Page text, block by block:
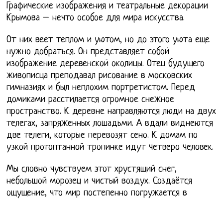
Графические изображения и театральные декорации
Крымова – нечто особое для мира искусства.
От них веет теплом и уютом, но до этого уюта еще
нужно добраться. Он представляет собой
изображение деревенской околицы. Отец будущего
живописца преподавал рисование в московских
гимназиях и был неплохим портретистом. Перед
домиками расстилается огромное снежное
пространство. К деревне направляются люди на двух
телегах, запряженных лошадьми. А вдали виднеются
две телеги, которые перевозят сено. К домам по
узкой протоптанной тропинке идут четверо человек.
Мы словно чувствуем этот хрустящий снег,
небольшой морозец и чистый воздух. Создаётся
ощущение, что мир постепенно погружается в